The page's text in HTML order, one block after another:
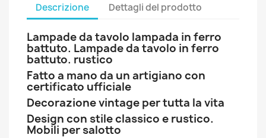
Descrizione Dettagli del prodotto
Lampade da tavolo lampada in ferro
battuto. Lampade da tavolo in ferro
battuto. rustico
Fatto a mano da un artigiano con
certificato ufficiale
Decorazione vintage per tutta la vita
Design con stile classico e rustico.
Mobili per salotto